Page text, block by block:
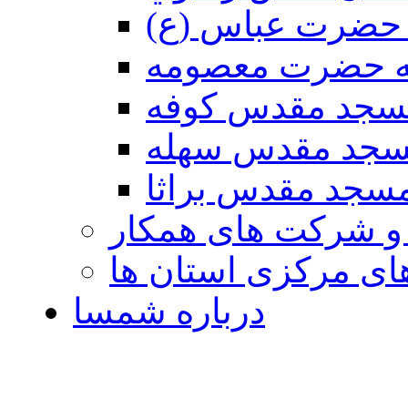
حضرت عباس (ع)
حضرت معصومه
مقدس كوفه
مقدس سهله
مقدس براثا
و شرکت های همکار
مرکزی استان ها
درباره شمسا